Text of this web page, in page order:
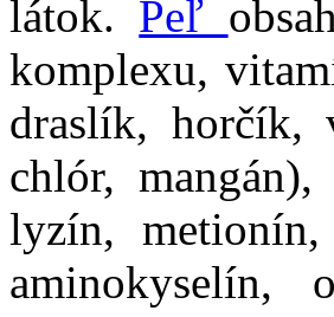
látok. Peľ
komplexu,
draslík, horčík,
chlór,
lyzín,
aminokyselín,